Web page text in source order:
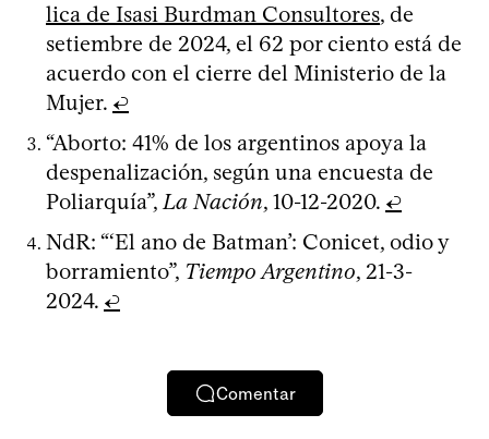
lica de Isasi Burdman Consultores, de
setiembre de 2024, el 62 por ciento está de
acuerdo con el cierre del Ministerio de la
Mujer. ↩
“Aborto: 41% de los argentinos apoya la
despenalización, según una encuesta de
Poliarquía”,La Nación, 10-12-2020. ↩
NdR: “‘El ano de Batman’: Conicet, odio y
borramiento”, Tiempo Argentino, 21-3-
2024. ↩
Comentar